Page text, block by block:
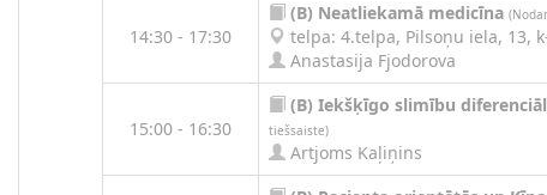
14:30 - 17:30
(B) Neatliekamā medicīna
telpa: 4.telpa, Pilsoņu iela, 13,
Anastasija Fjodorova
15:00 - 16:30
(B) Iekšķīgo slimību
tiešsaiste)
Artjoms Kaļiņins